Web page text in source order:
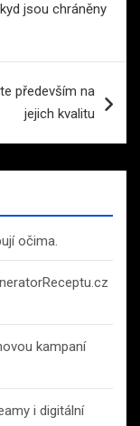
jsou chráněny
především na
jejich kvalitu
očima.
kampaní
i digitální